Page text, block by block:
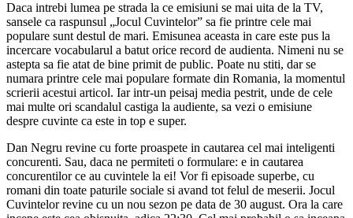
Daca intrebi lumea pe strada la ce emisiuni se mai uita de la TV,
sansele ca raspunsul „Jocul Cuvintelor” sa fie printre cele mai
populare sunt destul de mari. Emisunea aceasta in care este pus la
incercare vocabularul a batut orice record de audienta. Nimeni nu se
astepta sa fie atat de bine primit de public. Poate nu stiti, dar se
numara printre cele mai populare formate din Romania, la momentul
scrierii acestui articol. Iar intr-un peisaj media pestrit, unde de cele
mai multe ori scandalul castiga la audiente, sa vezi o emisiune
despre cuvinte ca este in top e super.
Dan Negru revine cu forte proaspete in cautarea cel mai inteligenti
concurenti. Sau, daca ne permiteti o formulare: e in cautarea
concurentilor ce au cuvintele la ei! Vor fi episoade superbe, cu
romani din toate paturile sociale si avand tot felul de meserii. Jocul
Cuvintelor revine cu un nou sezon pe data de 30 august. Ora la care